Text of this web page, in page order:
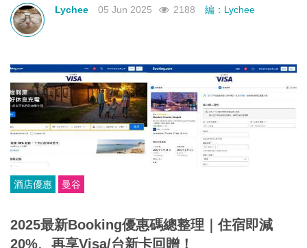
Lychee
05 Jun 2025 2188 編：Lychee
酒店優惠 曼谷
2025最新Booking優惠碼總整理｜住宿即減
20%、再享Visa/台新卡回贈！